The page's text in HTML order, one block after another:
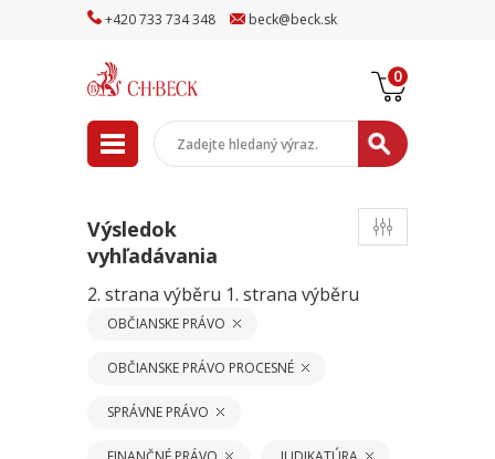
+420733 734348 beck@beck.sk
0
Výsledok
vyhľadávania
2. strana výběru 1. strana výběru
OBČIANSKE PRÁVO
OBČIANSKE PRÁVO PROCESNÉ
SPRÁVNE PRÁVO